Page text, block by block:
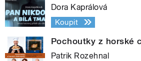
Dora Kaprálová
Koupit
Pochoutky z horské
Patrik Rozehnal